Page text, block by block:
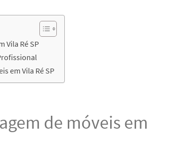
Vila Ré SP
em Vila Ré SP
de móveis em